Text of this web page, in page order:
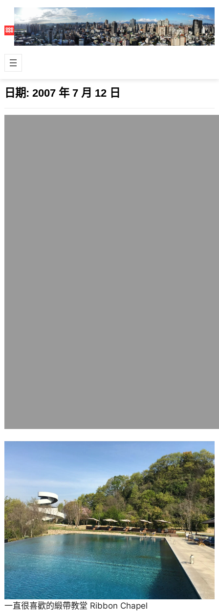
日期: 2007 年 7 月 12 日
一直很喜歡的緞帶教堂 Ribbon Chapel